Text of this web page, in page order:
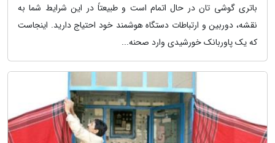
باتری گوشی تان در حال اتمام است و طبیعتاً در این شرایط شما به
نقشه، دوربین و ارتباطات دستگاه هوشمند خود احتیاج دارید. اینجاست
که یک پاوربانک خورشیدی وارد صحنه...